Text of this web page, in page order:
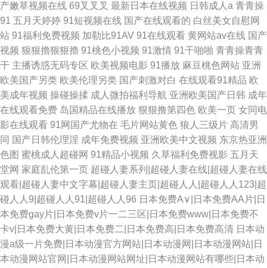
产嫩草视频在线 69叉叉叉 最新日本在线视频 日韩成人a 青青操
91 五月天婷婷 91短视频在线 国产在线观看的 白丝美女自慰网
站 91福利免费视频 加勒比91AV 91在线观看 黄网站av在线 国产
视频 狠狠擼狠狠擼 91桃色小视频 91激情 91干啪啪 青青操青青
干 主播诱惑无码专区 欧美视频电影 91播放 麻豆桃色网站 亚洲
欧美国产另类 欧美伦理另类 国产刺激对白 在线观看91精品 欧
美成年视频 操碰操揉 成人微拍福利导航 亚洲欧美国产日韩 成年
在线观看免费 岛国精品在线播放 狠狠撸第四色 欧美一页 女同电
影在线观看 91网国产尤物在 毛片网站黄色 狼人三级片 高清男
同 国产日韩伦理淫 成年免费视频 亚洲欧美中文视频 东京热亚洲
色图 蜜桃成人超碰网 91精品小视频 久草福利免费视影 五月天
堂网 家庭乱伦第一页 超碰人妻系列|超碰人妻在线|超碰人妻在线
观看|超碰人妻中文字幕|超碰人妻主页|超碰人人|超碰人人123|超
碰人人9|超碰人人91|超碰人人96 日本免费A∨|日本免费AA片|日
本免费gay片|日本免费v片一二三区|日本免费www|日本免费不
卡v|日本免费大黄|日本免费二|日本免费高|日本免费高清 日本动
漫a级一片免费|日本动漫官方网站|日本动漫网|日本动漫网站|日
本动漫网站官网|日本动漫网站网址|日本动漫网站有哪些|日本动